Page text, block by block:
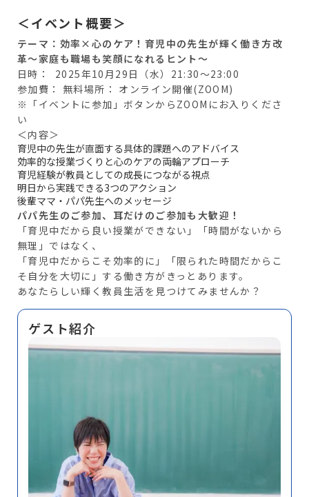
＜イベント概要＞
テーマ：効率×心のケア！育児中の先生が輝く働き方改
革～家庭も職場も笑顔になれるヒント～
日時： 2025年10月29日（水）21:30～23:00
参加費： 無料場所： オンライン開催(ZOOM)
※「イベントに参加」ボタンからZOOMにお入りくださ
い
＜内容＞
育児中の先生が直面する具体的課題へのアドバイス
効率的な授業づくりと心のケアの両輪アプローチ
育児経験が教員としての成長につながる視点
明日から実践できる3つのアクション
後輩ママ・パパ先生へのメッセージ
パパ先生のご参加、耳だけのご参加も大歓迎！
「育児中だから良い授業ができない」「時間がないから
無理」ではなく、
「育児中だからこそ効率的に」「限られた時間だからこ
そ自分を大切に」する働き方がきっとあります。
あなたらしい輝く教員生活を見つけてみませんか？
ゲスト紹介